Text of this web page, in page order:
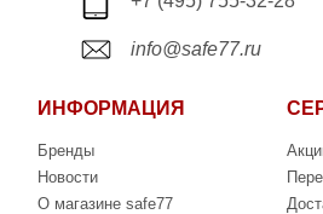
info@safe77.ru
ИНФОРМАЦИЯ
Бренды
Новости
О магазине safe77